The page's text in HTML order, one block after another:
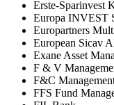
Erste-Sparinvest
Europa INVEST
Europartners
European Sicav
Exane Asset
F & V
F&C
FFS Fund